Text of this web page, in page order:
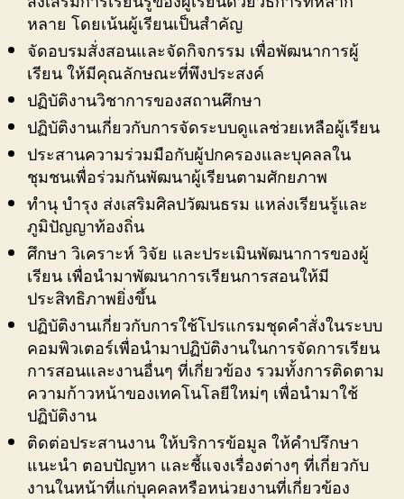
หลาย โดยเน้นผู้เรียนเป็นสำคัญ
จัดอบรมสั่งสอนและจัดกิจกรรม เพื่อพัฒนาการผู้
เรียน ให้มีคุณลักษณะที่พึงประสงค์
ปฏิบัติงานวิชาการของสถานศึกษา
ปฏิบัติงานเกี่ยวกับการจัดระบบดูแลช่วยเหลือผู้เรียน
ประสานความร่วมมือกับผู้ปกครองและบุคลลใน
ชุมชนเพื่อร่วมกันพัฒนาผู้เรียนตามศักยภาพ
ทำนุ บำรุง ส่งเสริมศิลปวัฒนธรม แหล่งเรียนรู้และ
ภูมิปัญญาท้องถิ่น
ศึกษา วิเคราะห์ วิจัย และประเมินพัฒนาการของผู้
เรียน เพื่อนำมาพัฒนาการเรียนการสอนให้มี
ประสิทธิภาพยิ่งขึ้น
ปฏิบัติงานเกี่ยวกับการใช้โปรแกรมชุดคำสั่งในระบบ
คอมพิวเตอร์เพื่อนำมาปฏิบัติงานในการจัดการเรียน
การสอนและงานอื่นๆ ที่เกี่ยวข้อง รวมทั้งการติดตาม
ความก้าวหน้าของเทคโนโลยีใหม่ๆ เพื่อนำมาใช้
ปฏิบัติงาน
ติดต่อประสานงาน ให้บริการข้อมูล ให้คำปรึกษา
แนะนำ ตอบปัญหา และชี้แจงเรื่องต่างๆ ที่เกี่ยวกับ
งานในหน้าที่แก่บุคคลหรือหน่วยงานที่เกี่ยวข้อง